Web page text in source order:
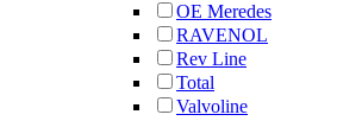
OE Meredes
RAVENOL
Rev Line
Total
Valvoline